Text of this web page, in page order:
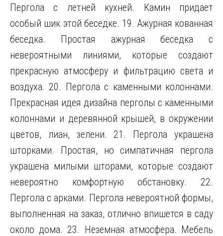
Пергола с летней кухней. Камин придает
особый шик этой беседке. 19. Ажурная кованная
беседка. Простая ажурная беседка с
невероятными линиями, которые создают
прекрасную атмосферу и фильтрацию света и
воздуха. 20. Пергола с каменными колоннами.
Прекрасная идея дизайна перголы с каменными
колоннами и деревянной крышей, в окружении
цветов, лиан, зелени. 21. Пергола украшена
шторками. Простая, но симпатичная пергола
украшена милыми шторами, которые создают
невероятно комфортную обстановку. 22.
Пергола с арками. Пергола невероятной формы,
выполненная на заказ, отлично впишется в саду
около дома. 23. Неземная атмосфера. Мебель